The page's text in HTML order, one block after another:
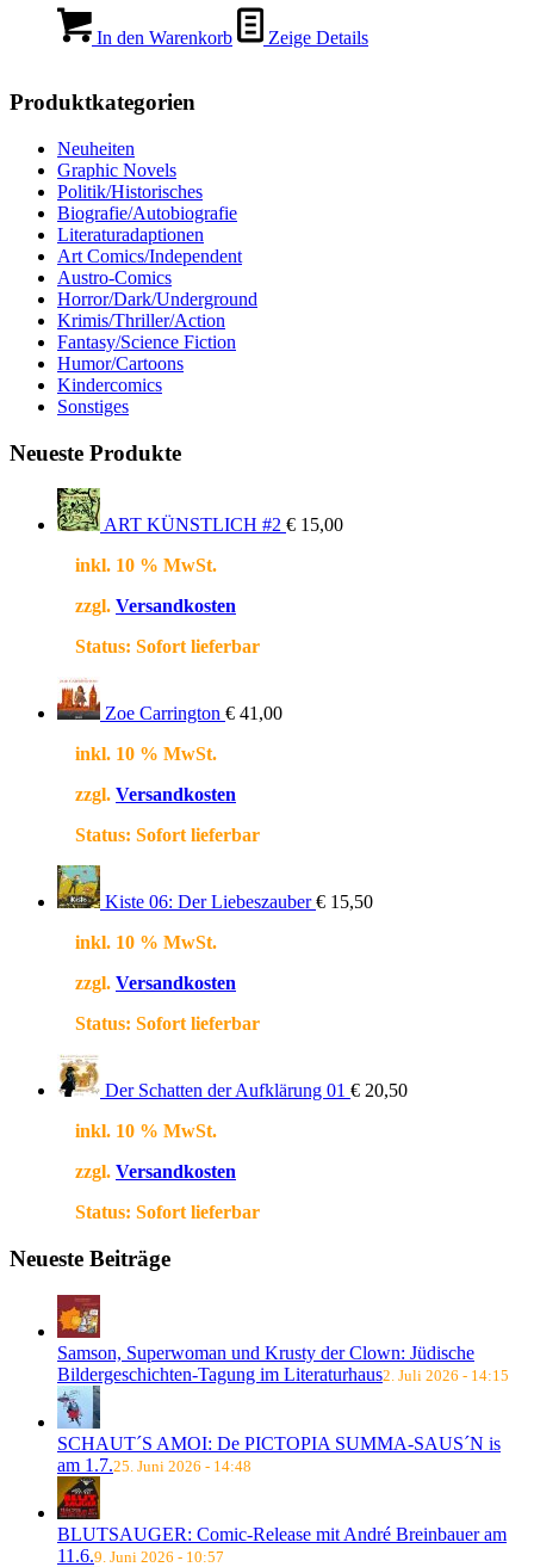
In den Warenkorb Zeige Details
Produktkategorien
Neuheiten
Graphic Novels
Politik/Historisches
Biografie/Autobiografie
Literaturadaptionen
Art Comics/Independent
Austro-Comics
Horror/Dark/Underground
Krimis/Thriller/Action
Fantasy/Science Fiction
Humor/Cartoons
Kindercomics
Sonstiges
Neueste Produkte
ART KÜNSTLICH #2 € 15,00
inkl. 10 % MwSt.
zzgl. Versandkosten
Status: Sofort lieferbar
Zoe Carrington € 41,00
inkl. 10 % MwSt.
zzgl. Versandkosten
Status: Sofort lieferbar
Kiste 06: Der Liebeszauber € 15,50
inkl. 10 % MwSt.
zzgl. Versandkosten
Status: Sofort lieferbar
Der Schatten der Aufklärung 01 € 20,50
inkl. 10 % MwSt.
zzgl. Versandkosten
Status: Sofort lieferbar
Neueste Beiträge
Samson, Superwoman und Krusty der Clown: Jüdische
Bildergeschichten-Tagung im Literaturhaus2. Juli 2026 - 14:15
SCHAUT´S AMOI: De PICTOPIA SUMMA-SAUS´N is
am 1.7.25. Juni 2026 - 14:48
BLUTSAUGER: Comic-Release mit André Breinbauer am
11.6.9. Juni 2026 - 10:57